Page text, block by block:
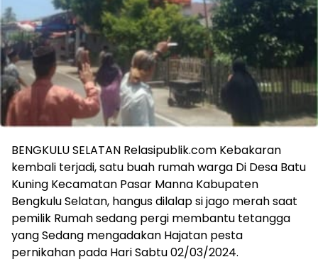
BENGKULU SELATAN Relasipublik.com Kebakaran
kembali terjadi, satu buah rumah warga Di Desa Batu
Kuning Kecamatan Pasar Manna Kabupaten
Bengkulu Selatan, hangus dilalap si jago merah saat
pemilik Rumah sedang pergi membantu tetangga
yang Sedang mengadakan Hajatan pesta
pernikahan pada Hari Sabtu 02/03/2024.